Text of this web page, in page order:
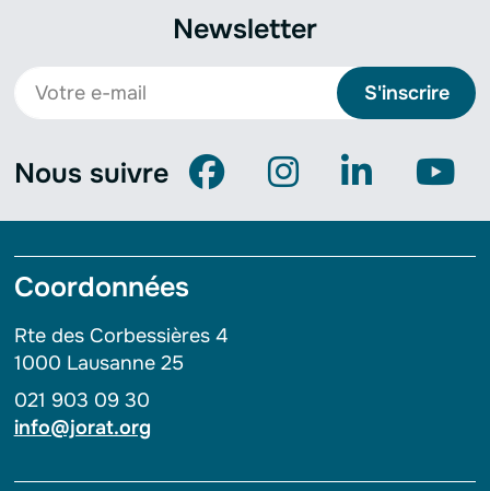
Newsletter
S'inscrire
Nous suivre
Coordonnées
Rte des Corbessières 4
1000 Lausanne 25
021 903 09 30
info@jorat.org